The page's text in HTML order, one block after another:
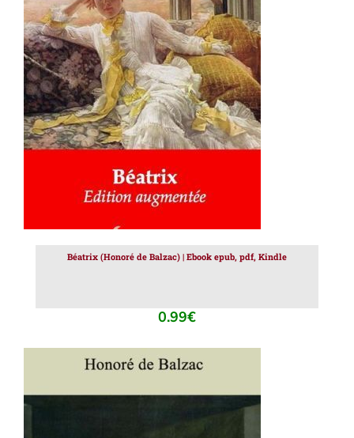
AJOUTER AU PANIER DÉTAILS
Béatrix (Honoré de Balzac) | Ebook epub, pdf, Kindle
0.99€